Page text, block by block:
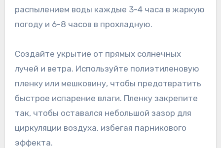
распылением воды каждые 3-4 часа в жаркую
погоду и 6-8 часов в прохладную.
Создайте укрытие от прямых солнечных
лучей и ветра. Используйте полиэтиленовую
пленку или мешковину, чтобы предотвратить
быстрое испарение влаги. Пленку закрепите
так, чтобы оставался небольшой зазор для
циркуляции воздуха, избегая парникового
эффекта.